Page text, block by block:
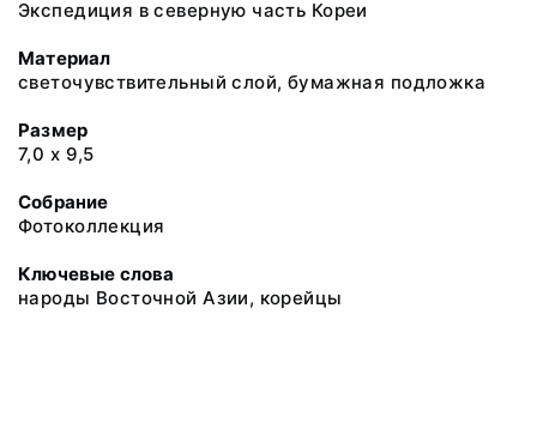
Экспедиция в северную часть Кореи
Материал
светочувствительный слой, бумажная подложка
Размер
7,0 х 9,5
Собрание
Фотоколлекция
Ключевые слова
народы Восточной Азии, корейцы